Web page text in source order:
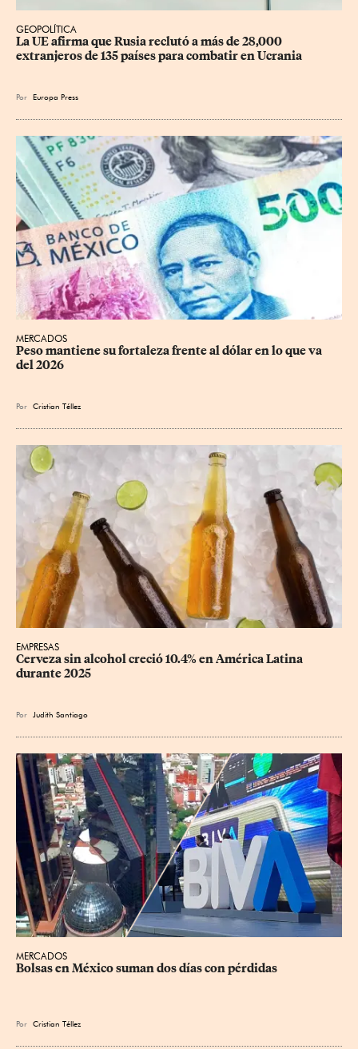
GEOPOLÍTICA
La UE afirma que Rusia reclutó a más de 28,000
extranjeros de 135 países para combatir en Ucrania
Por Europa Press
MERCADOS
Peso mantiene su fortaleza frente al dólar en lo que va
del 2026
Por Cristian Téllez
EMPRESAS
Cerveza sin alcohol creció 10.4% en América Latina
durante 2025
Por Judith Santiago
MERCADOS
Bolsas en México suman dos días con pérdidas
Por Cristian Téllez